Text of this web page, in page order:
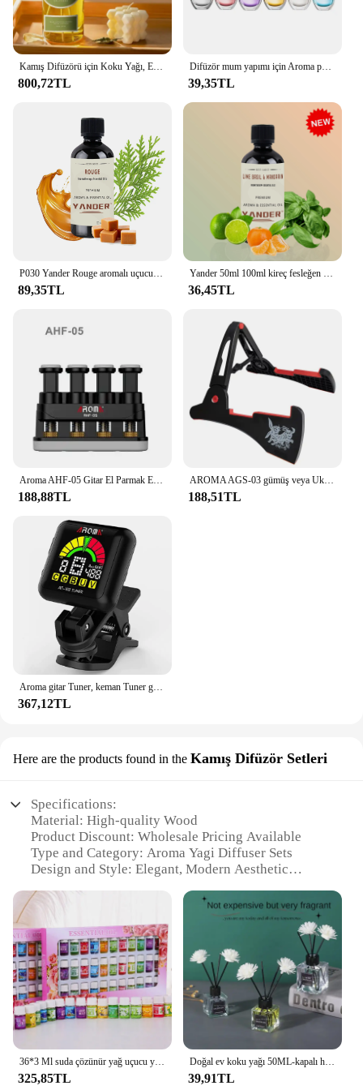
Kamış Difüzörü için Koku Yağı, Ev Kokusu Yedek, Shangri-La, Hilton, Yasemin, Bergamot Narenciye, 500ml
800,72TL
Difüzör mum yapımı için Aroma püskürtücü yağ koku yağları için uçucu yağ
39,35TL
P030 Yander Rouge aromalı uçucu yağ Unisex ev parfüm yağı ev koku difüzör fer fer banyo bombası odası sprey sabun yapma
89,35TL
Yander 50ml 100ml kireç fesleğen ve Mandarin kokulu mum yağı mum yapımı için aromaterapi yağı koku yağı
36,45TL
Aroma AHF-05 Gitar El Parmak Egzersiz Kavrama Eğitmen Gitar Piyano Ukulele Gerilim 3lb-7lbs
188,88TL
AROMA AGS-03 gümüş veya Ukulele katlanabilir standı, tavşan tarzı
188,51TL
Aroma gitar Tuner, keman Tuner gitar panoya Tuner USB şarj edilebilir dahili pil keman Ukulele Tuner AT‑ 102 siyah
367,12TL
Here are the products found in the Kamış Difüzör Setleri
Specifications:
Material: High-quality Wood
Product Discount: Wholesale Pricing Available
Type and Category: Aroma Yagi Diffuser Sets
Design and Style: Elegant, Modern Aesthetic
Fragrance
Typical Adaptive Scenario: Perfect for Living
Spaces, Offices, and Bedrooms
Shape or Size or Weight or Quantity: Set Contains
Multiple Diffusers
Performance and Property: Sustained Release of
Essential Oils
Parts and Accessories: Includes Diffusers and
Replacement Sticks
Features:
**Elevate Your Space with the Aroma Yagi Diffuser
36*3 Ml suda çözünür yağ uçucu yağlar aromaterapi lavanta yağı nemlendirici yağı için 12 çeşit koku ile
325,85TL
Doğal ev koku yağı 50ML-kapalı hava spreyi, uzun ömürlü çiçek kokusu, hiçbir yangın Deodorizin için uçucu yağ difüzör
39,91TL